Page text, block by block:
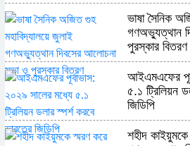
ভাষা সৈনিক
গণঅভ্যুত্থান
পুরস্কার বিতরণ
​আইএমএফের
৫.১ ট্রিলিয়ন
জিডিপি
শহীদ